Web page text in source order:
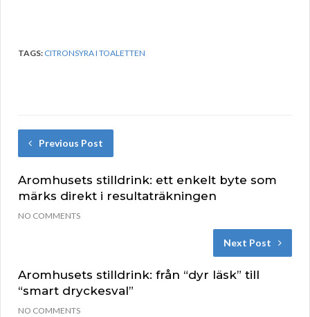
TAGS: CITRONSYRA I TOALETTEN
Previous Post
Aromhusets stilldrink: ett enkelt byte som
märks direkt i resultaträkningen
NO COMMENTS
Next Post
Aromhusets stilldrink: från “dyr läsk” till
“smart dryckesval”
NO COMMENTS